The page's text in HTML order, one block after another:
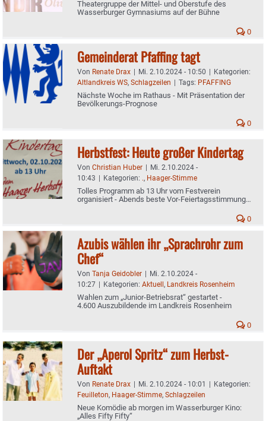
Theatergruppe der Mittel- und Oberstufe des
Wasserburger Gymnasiums auf der Bühne
0
Gemeinderat Pfaffing tagt
Von Renate Drax | Mi. 2.10.2024 - 10:50 | Kategorien:
Altlandkreis WS, Schlagzeilen | Tags: PFAFFING
Nächste Woche im Rathaus - Mit Präsentation der
Bevölkerungs-Prognose
0
Herbstfest: Heute großer Kindertag
Von Christian Huber | Mi. 2.10.2024 -
10:43 | Kategorien: ., Haager-Stimme
Tolles Programm ab 13 Uhr vom Festverein
organisiert - Abends beste Vor-Feiertagsstimmung
0
Azubis wählen ihr „Sprachrohr zum
Chef“
Von Tanja Geidobler | Mi. 2.10.2024 -
10:27 | Kategorien: Aktuell, Landkreis Rosenheim
Wahlen zum „Junior-Betriebsrat“ gestartet -
4.600 Auszubildende im Landkreis Rosenheim
0
Der „Aperol Spritz“ zum Herbst-
Auftakt
Von Renate Drax | Mi. 2.10.2024 - 10:01 | Kategorien:
Feuilleton, Haager-Stimme, Schlagzeilen
Neue Komödie ab morgen im Wasserburger Kino:
„Alles Fifty Fifty“